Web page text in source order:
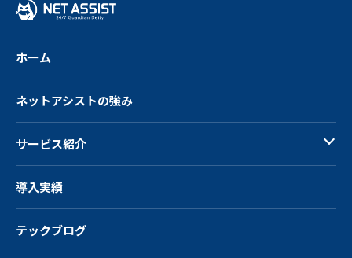
ホーム
ネットアシストの強み
サービス紹介
導入実績
テックブログ